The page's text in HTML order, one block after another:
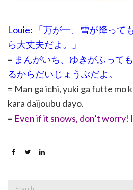
Louie: 「万が一、雪が降って
ら大丈夫だよ。」
= まんがいち、ゆきがふって
るからだいじょうぶだよ。
= Man ga ichi, yuki ga futte mo
kara daijoubu dayo.
= Even if it snows, don’t worry!
Search